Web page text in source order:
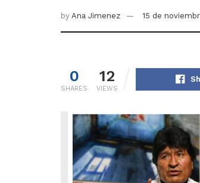
by Ana Jimenez 15 de
0
SHARES
12
VIEWS